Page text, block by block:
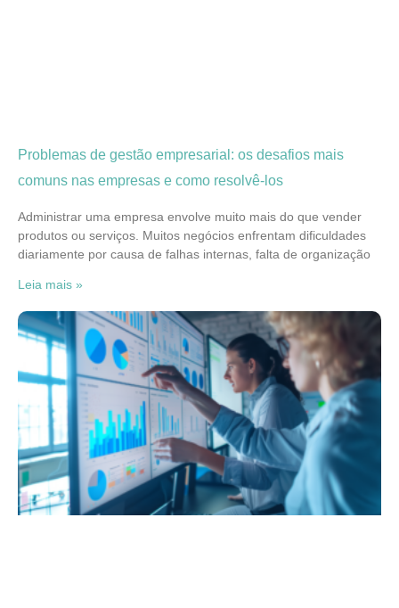
Problemas de gestão empresarial: os desafios mais
comuns nas empresas e como resolvê-los
Administrar uma empresa envolve muito mais do que vender
produtos ou serviços. Muitos negócios enfrentam dificuldades
diariamente por causa de falhas internas, falta de organização
Leia mais »